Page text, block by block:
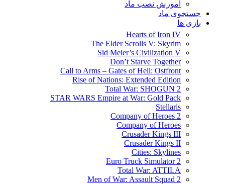
آموزش نصب ماد
جستجوی ماد
بازی ها
Hearts of Iron IV
The Elder Scrolls V: Skyrim
Sid Meier’s Civilization V
Don’t Starve Together
Call to Arms – Gates of Hell: Ostfront
Rise of Nations: Extended Edition
Total War: SHOGUN 2
STAR WARS Empire at War: Gold Pack
Stellaris
Company of Heroes 2
Company of Heroes
Crusader Kings III
Crusader Kings II
Cities: Skylines
Euro Truck Simulator 2
Total War: ATTILA
Men of War: Assault Squad 2